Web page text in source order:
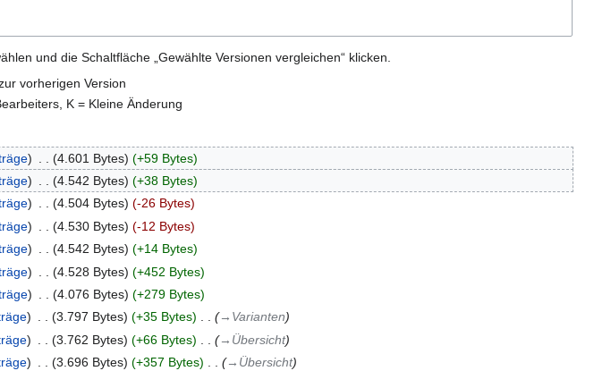
und die Schaltfläche „Gewählte Versionen vergleichen“ klicken.
vorherigen Version
K = Kleine Änderung
4.601 Bytes
+59 Bytes
4.542 Bytes
+38 Bytes
4.504 Bytes
-26 Bytes
4.530 Bytes
-12 Bytes
4.542 Bytes
+14 Bytes
4.528 Bytes
+452 Bytes
4.076 Bytes
+279 Bytes
3.797 Bytes +35 Bytes
→‎Varianten
3.762 Bytes +66 Bytes
→‎Übersicht
3.696 Bytes +357 Bytes
→‎Übersicht